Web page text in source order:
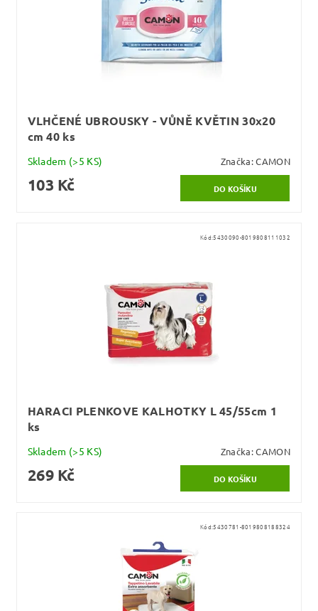
VLHČENÉ UBROUSKY - VŮNĚ KVĚTIN 30x20
cm 40 ks
Skladem (>5 KS) Značka:CAMON
103 Kč
Kód:5430090-8019808111032
HARACI PLENKOVE KALHOTKY L 45/55cm 1
ks
Skladem (>5 KS) Značka:CAMON
269 Kč
Kód:5430781-8019808188324